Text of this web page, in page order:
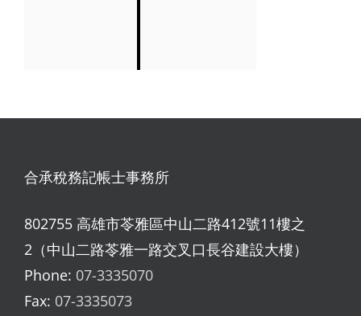
合承稅務記帳士事務所
802755 高雄市苓雅區中山二路412號11樓之
2（中山二路苓雅一路交叉口長谷建設大樓）
Phone: 07-3335070
Fax: 07-3335073